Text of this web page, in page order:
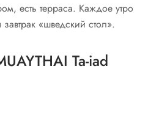
есть терраса. Каждое утро
завтрак «шведский стол».
Ta-iad